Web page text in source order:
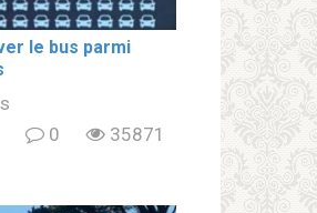
le bus parmi
0
35871